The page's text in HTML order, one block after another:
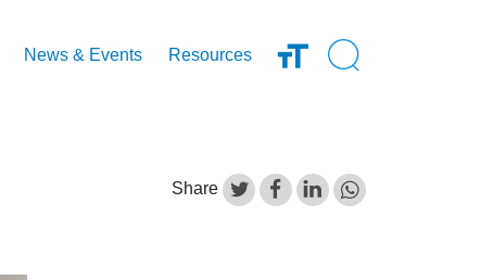
News & Events Resources Open Search
Share